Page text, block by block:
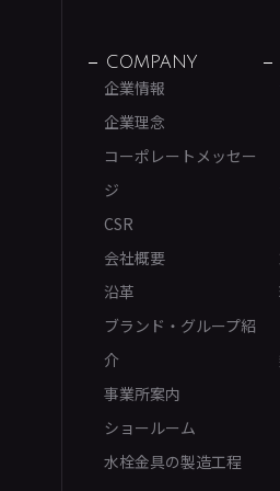
COMPANY
企業情報
企業理念
コーポレートメッセー
ジ
CSR
会社概要
沿革
ブランド・グループ紹
介
事業所案内
ショールーム
水栓金具の製造工程